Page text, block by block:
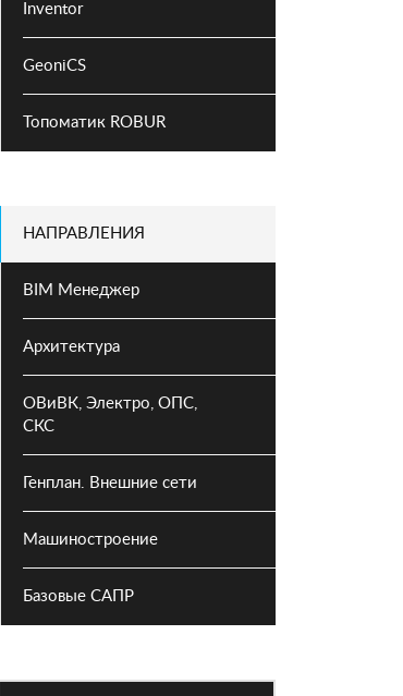
Inventor
GeoniCS
Топоматик ROBUR
НАПРАВЛЕНИЯ
BIM Менеджер
Архитектура
ОВиВК, Электро, ОПС,
СКС
Генплан. Внешние сети
Машиностроение
Базовые САПР